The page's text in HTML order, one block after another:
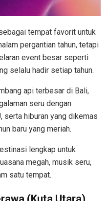
tempat favorit untuk
pergantian tahun, tetapi
event besar seperti
selalu hadir setiap tahun.
api terbesar di Bali,
seru dengan
serta hiburan yang dikemas
baru yang meriah.
lengkap untuk
megah, musik seru,
satu tempat.